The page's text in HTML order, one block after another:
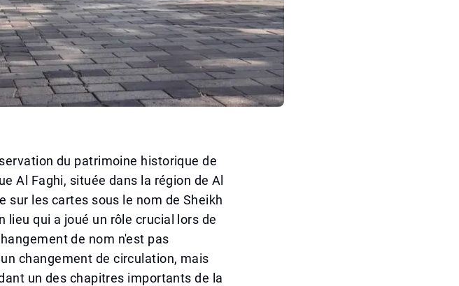
du patrimoine historique de
Al Faghi, située dans la région de Al
sur les cartes sous le nom de Sheikh
lieu qui a joué un rôle crucial lors de
de nom n'est pas
changement de circulation, mais
un des chapitres importants de la